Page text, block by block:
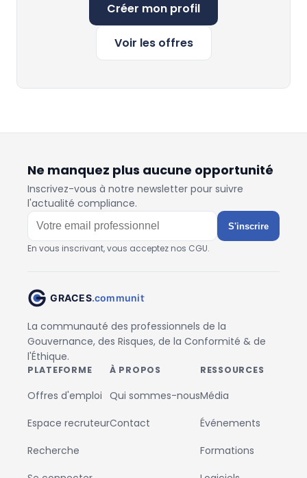
Créer mon profil
Voir les offres
Ne manquez plus aucune opportunité
Inscrivez-vous à notre newsletter pour suivre
l'actualité compliance.
S'inscrire
En vous inscrivant, vous acceptez nos CGU.
La communauté des professionnels de la
Gouvernance, des Risques, de la Conformité & de
l'Éthique.
PLATEFORME
Offres d'emploi
Espace recruteur
Recherche
À PROPOS
Qui sommes-nous
Contact
RESSOURCES
Média
Événements
Formations